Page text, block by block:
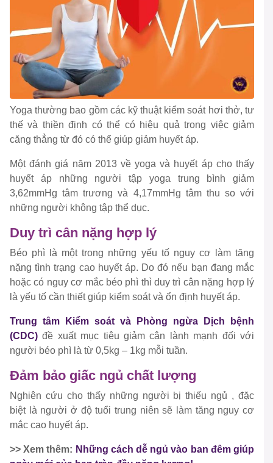
Yoga thường bao gồm các kỹ thuật kiểm soát hơi thở, tư
thế và thiền định có thể có hiệu quả trong việc giảm
căng thẳng từ đó có thể giúp giảm huyết áp.
Một đánh giá năm 2013 về yoga và huyết áp cho thấy
huyết áp những người tập yoga trung bình giảm
3,62mmHg tâm trương và 4,17mmHg tâm thu so với
những người không tập thể dục.
Duy trì cân nặng hợp lý
Béo phì là một trong những yếu tố nguy cơ làm tăng
nặng tình trạng cao huyết áp. Do đó nếu bạn đang mắc
hoặc có nguy cơ mắc béo phì thì duy trì cân nặng hợp lý
là yếu tố cần thiết giúp kiểm soát và ổn định huyết áp.
Trung tâm Kiểm soát và Phòng ngừa Dịch bệnh
(CDC) đề xuất mục tiêu giảm cân lành mạnh đối với
người béo phì là từ 0,5kg – 1kg mỗi tuần.
Đảm bảo giấc ngủ chất lượng
Nghiên cứu cho thấy những người bị thiếu ngủ , đặc
biệt là người ở độ tuổi trung niên sẽ làm tăng nguy cơ
mắc cao huyết áp.
>> Xem thêm: Những cách dễ ngủ vào ban đêm giúp